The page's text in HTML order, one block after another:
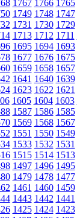
1767 1766 1765
1749 1748 1747
1731 1730 1729
1713 1712 1711
1695 1694 1693
1677 1676 1675
1659 1658 1657
1641 1640 1639
1623 1622 1621
1605 1604 1603
1587 1586 1585
1569 1568 1567
1551 1550 1549
1533 1532 1531
1515 1514 1513
1497 1496 1495
1479 1478 1477
1461 1460 1459
1443 1442 1441
1425 1424 1423